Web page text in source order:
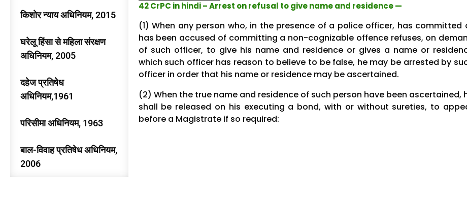
किशोर न्याय अधिनियम, 2015
घरेलू हिंसा से महिला संरक्षण
अधिनियम, 2005
दहेज प्रतिषेध
अधिनियम,1961
परिसीमा अधिनियम, 1963
बाल-विवाह प्रतिषेध अधिनियम,
2006
42 CrPC in hindi – Arrest on refusal to give name and residence —
(1) When any person who, in the presence of a police officer, has committed
has been accused of committing a non-cognizable offence refuses, on
of such officer, to give his name and residence or gives a name or
which such officer has reason to believe to be false, he may be arrested by
officer in order that his name or residence may be ascertained.
(2) When the true name and residence of such person have been ascertained,
shall be released on his executing a bond, with or without sureties, to
before a Magistrate if so required: